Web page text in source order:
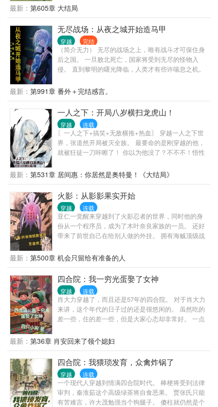
幸福美满，温暖的家。 只是，弟弟的名字叫海野伊鲁
卡。 自己的名字，是海野角木。 从未来的九尾之乱中
拯救自己的家人，便是海野角木踏足忍界要做的第一
件事。 依靠万物皆可复制的系统外挂，角木在努力地
变强着。
最新： 第605章 大结局
无尽战场：从夜之城开始造马甲
穿越 完结
（简介无力） 无尽的战场之上，唯有战斗才可保住身
后之国。 一旦败北死亡，国家将受到无尽的怪物入
侵。 直到黎明的曙光降临，人类才有些许喘息之机。
入。 伍光：好家伙，这重生进入不比其他人多一辈甚
至多辈人生？ 进入新世界所获得的一切都可以原原本
本的带出来？每进入一次世界都会增加一个分身，那
岂不是多一条命？！ 等下为什么你们没有？ 本书又
称：关于我的马甲过于多而导致本体无人问津这件
事。 （第一个世界：赛博朋克2077） （第二个世界：
鬼灭之刃）
最新： 第991章 番外＋完结感言。
一人之下：开局八岁横扫龙虎山！
穿越 连载
〖一人之下+搞笑+无敌横推+热血〗 穿越一人之下世
界，张道然开局被灭全族。 最要命的是刚穿越的他，
就被狂徒一刀咔嚓了！ 你以为他没了？不不不！悟性
活，又遇上了前来救人的赵焕金！ 机缘巧合下，他来
到了龙虎山天师府！ 看着眼前慈眉善目，长须白眉的
老天师，张道然果断拜师！ 张灵玉：“师兄，你这是对
镜孤芳自赏，还是对镜赏……？” 老天师：“金光咒你
看一下就会了？奇才啊！” 不摇碧莲：“宝儿姐，我月
下遛……的事儿你跟张道然说了？” 宝儿姐：“不，我
没有！我不承认！张道然没有逼我！” 当罗天大醮召开
时，全性一帮人风风火火杀上了龙虎山！ 正在他们运
手通天箓走了出来！ “你们就是全性？来来来！让道爷
我杀个够！”
最新： 第531章 居间惠：你居然是奥特曼！《大结局》
火影：从影影果实开始
穿越 连载
亚仁一觉醒来穿越到了火影忍者的世界，同时他的身
份从一个程序员，成为了木叶奈良家族的一员。 还好
带来了前世自己在给别人做的外挂。 拥有海贼顶级战
还有两年，忍界暗潮涌动。 死亡开局，提前毕业，猪
鹿蝶组合都没成功。 还被团藏老六盯上了！ 没有经典
的我火你悔对话！ 求人不如求己，亚仁只能自救！ 成
为大蛇丸的弟子，并成为最大派系！
最新： 第500章 机会只留给有准备的人
四合院：我一穷光蛋娶了女神
穿越 连载
肖大力穿越了，而且还是57年的四合院。 对于肖大力
来讲，这个年代的日子过的还是很悠闲的。 虽然吃的
差一些，住的差一些，但是大家心态却非常好。 一点
经常会因为鸡毛蒜皮的小事儿争执。 不过在肖大力眼
里，这些都不算什么。
最新： 第36章 肖安回来了领个媳妇
四合院：我猥琐发育，众禽炸锅了
穿越 连载
一个现代人穿越到情满四合院时代。 棒梗将受到法律
审判，秦淮茹这个高级绿茶将自食恶果。 贾张氏只能
有苦难言，许大茂勉强当个狗腿子。 傻柱就仍然是个